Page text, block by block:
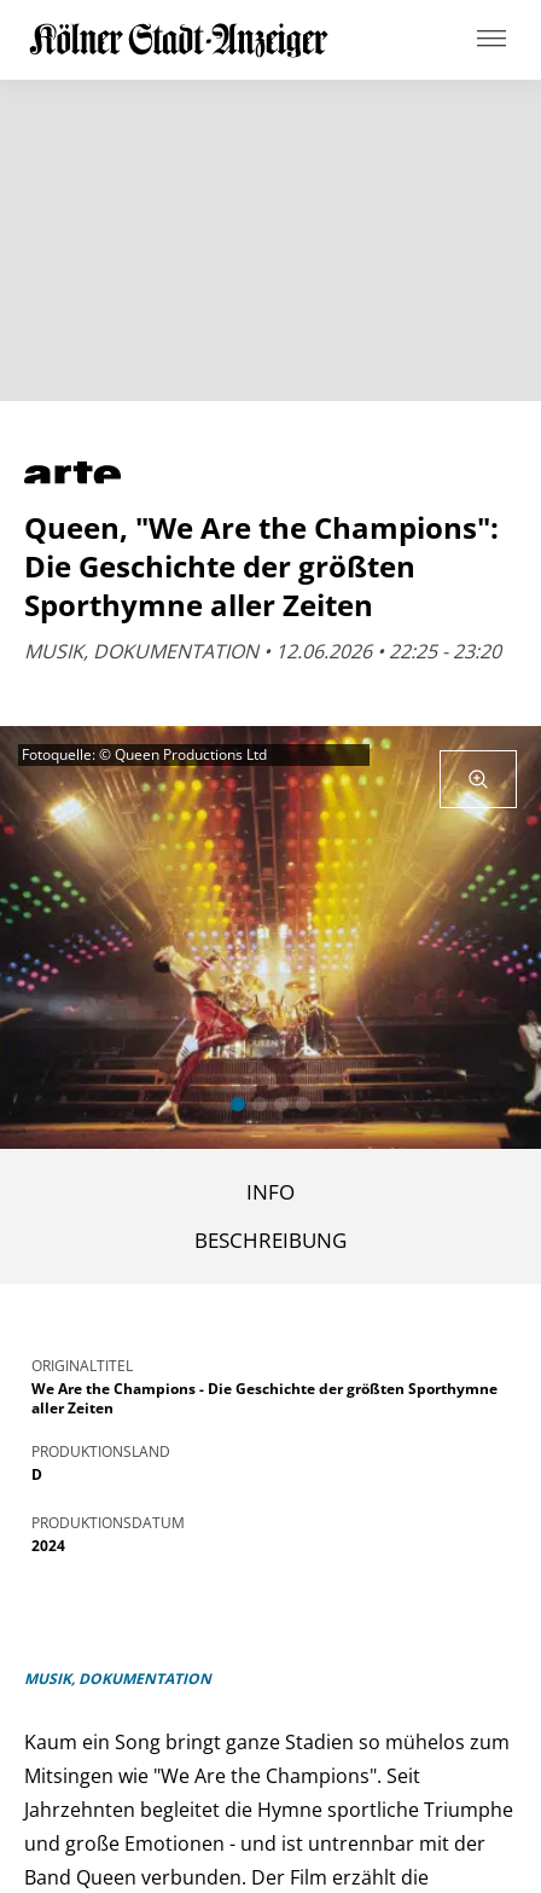
Queen, "We Are the Champions":
Die Geschichte der größten
Sporthymne aller Zeiten
MUSIK, DOKUMENTATION • 12.06.2026 • 22:25 - 23:20
Fotoquelle: © Queen Productions Ltd
INFO
BESCHREIBUNG
ORIGINALTITEL
We Are the Champions - Die Geschichte der größten Sporthymne
aller Zeiten
PRODUKTIONSLAND
D
PRODUKTIONSDATUM
2024
MUSIK, DOKUMENTATION
Kaum ein Song bringt ganze Stadien so mühelos zum
Mitsingen wie "We Are the Champions". Seit
Jahrzehnten begleitet die Hymne sportliche Triumphe
und große Emotionen - und ist untrennbar mit der
Band Queen verbunden. Der Film erzählt die